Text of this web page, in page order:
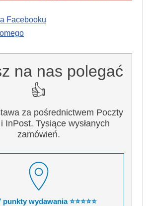
Facebooku
na nas polegać
👍
za pośrednictwem Poczty
InPost. Tysiące wysłanych
zamówień.
punkty wydawania ⭐⭐⭐⭐⭐